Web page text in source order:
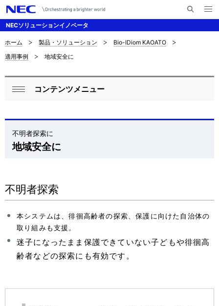
NECソリューションイノベータ
メ
ニ
ナ
ビ
ゲ
ョ
サ
イ
ト
の
現
在
置
ホーム 製品・ソリューション
Bio-IDiom KAOATO
適用事例
地域安全に
ロ
カ
ル
ビ
ゲ
ー
シ
コンテンツメニュー
地域安全に
不明者探索に
不明者探索
本システムは、徘徊高齢者の探索、保護に向けた自治体の
取り組みも支援。
迷子になったまま保護できていない子どもや徘徊高
齢者などの探索にも有効です。